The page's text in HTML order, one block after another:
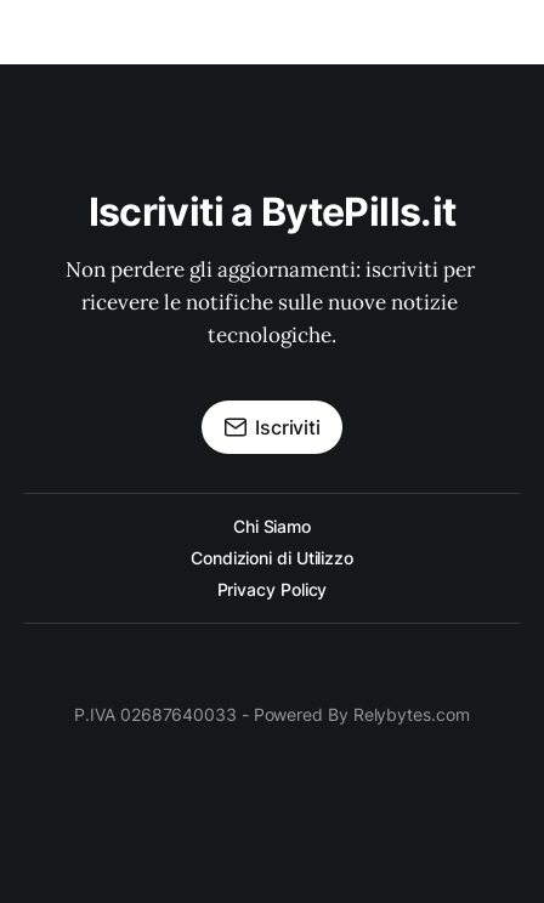
Iscriviti a BytePills.it
Non perdere gli aggiornamenti: iscriviti per
ricevere le notifiche sulle nuove notizie
tecnologiche.
Iscriviti
Chi Siamo
Condizioni di Utilizzo
Privacy Policy
P.IVA 02687640033 - Powered By Relybytes.com